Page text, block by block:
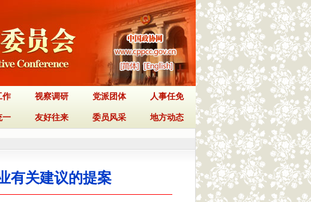
作 视察调研 党派团体 人事任免
一 友好往来 委员风采 地方动态
有关建议的提案